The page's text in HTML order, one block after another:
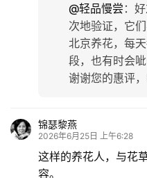
@轻品慢尝 ：
次地验证，它
北京养花，每
段，也有时会
谢谢您的惠评
锦瑟黎燕
2026年6月25日 上午6:28
这样的养花人，与花
容。